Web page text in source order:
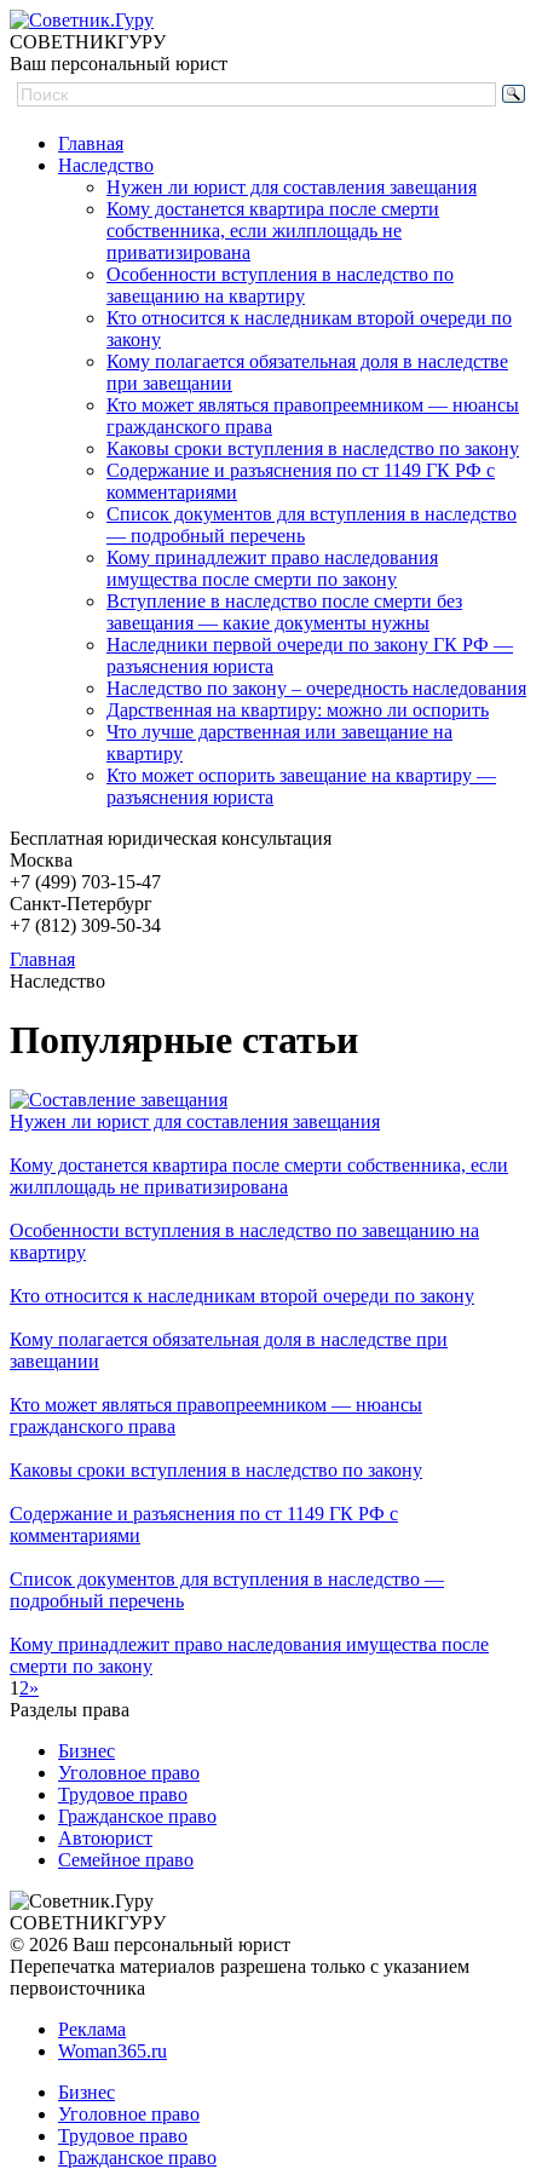
СОВЕТНИКГУРУ
Ваш персональный юрист
Главная
Наследство
Нужен ли юрист для составления завещания
Кому достанется квартира после смерти
собственника, если жилплощадь не
приватизирована
Особенности вступления в наследство по
завещанию на квартиру
Кто относится к наследникам второй очереди по
закону
Кому полагается обязательная доля в наследстве
при завещании
Кто может являться правопреемником — нюансы
гражданского права
Каковы сроки вступления в наследство по закону
Содержание и разъяснения по ст 1149 ГК РФ с
комментариями
Список документов для вступления в наследство
— подробный перечень
Кому принадлежит право наследования
имущества после смерти по закону
Вступление в наследство после смерти без
завещания — какие документы нужны
Наследники первой очереди по закону ГК РФ —
разъяснения юриста
Наследство по закону – очередность наследования
Дарственная на квартиру: можно ли оспорить
Что лучше дарственная или завещание на
квартиру
Кто может оспорить завещание на квартиру —
разъяснения юриста
Бесплатная юридическая консультация
Москва
+7 (499) 703-15-47
Санкт-Петербург
+7 (812) 309-50-34
Главная
Наследство
Популярные статьи
Нужен ли юрист для составления завещания
Кому достанется квартира после смерти собственника, если
жилплощадь не приватизирована
Особенности вступления в наследство по завещанию на
квартиру
Кто относится к наследникам второй очереди по закону
Кому полагается обязательная доля в наследстве при
завещании
Кто может являться правопреемником — нюансы
гражданского права
Каковы сроки вступления в наследство по закону
Содержание и разъяснения по ст 1149 ГК РФ с
комментариями
Список документов для вступления в наследство —
подробный перечень
Кому принадлежит право наследования имущества после
смерти по закону
1 2»
Разделы права
Бизнес
Уголовное право
Трудовое право
Гражданское право
Автоюрист
Семейное право
СОВЕТНИКГУРУ
© 2026 Ваш персональный юрист
Перепечатка материалов разрешена только с указанием
первоисточника
Реклама
Woman365.ru
Бизнес
Уголовное право
Трудовое право
Гражданское право